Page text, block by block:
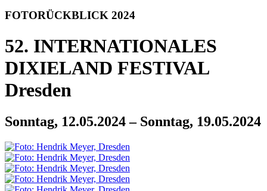
FOTO­RÜCKBLICK 2024
52. INTERNATIONALES
DIXIELAND FESTIVAL
Dresden
Sonntag, 12.05.2024 – Sonntag, 19.05.2024